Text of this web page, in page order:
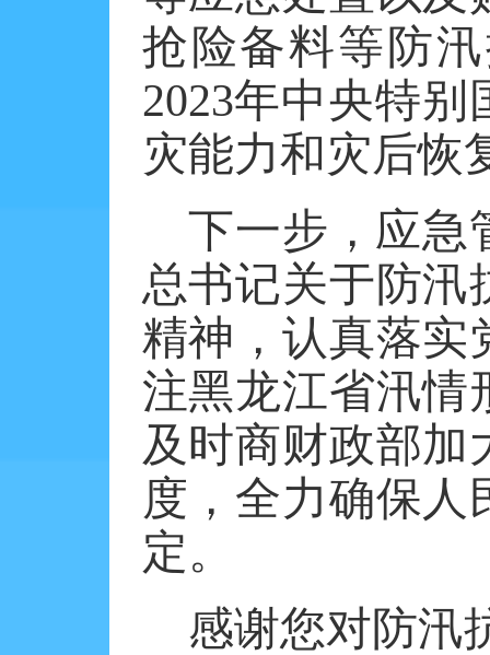
抢险备料等防
2023年中央特
灾能力和灾后恢
下一步，应急
总书记关于防汛
精神，认真落实
注黑龙江省汛情
及时商财政部加
度，全力确保
定。
感谢您对防汛